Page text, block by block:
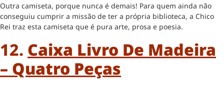
Outra camiseta, porque nunca é demais! Para quem ainda não
conseguiu cumprir a missão de ter a própria biblioteca, a Chico
Rei traz esta camiseta que é pura arte, prosa e poesia.
12. Caixa Livro De Madeira
– Quatro Peças